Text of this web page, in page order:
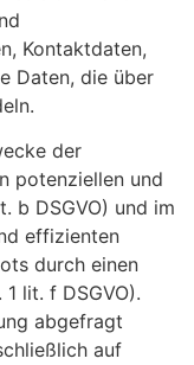
Kontaktdaten,
Daten, die über
der
potenziellen und
b DSGVO) und im
effizienten
durch einen
lit. f DSGVO).
abgefragt
auf